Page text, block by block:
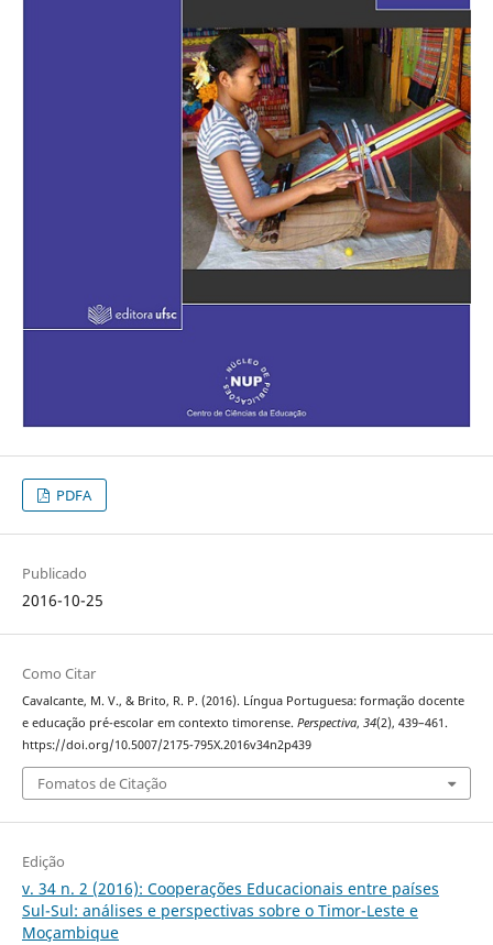
PDFA
Publicado
2016-10-25
Como Citar
Cavalcante, M. V., & Brito, R. P. (2016). Língua Portuguesa: formação docente
e educação pré-escolar em contexto timorense. Perspectiva, 34(2), 439–461.
https://doi.org/10.5007/2175-795X.2016v34n2p439
Fomatos de Citação
Edição
v. 34 n. 2 (2016): Cooperações Educacionais entre países
Sul-Sul: análises e perspectivas sobre o Timor-Leste e
Moçambique